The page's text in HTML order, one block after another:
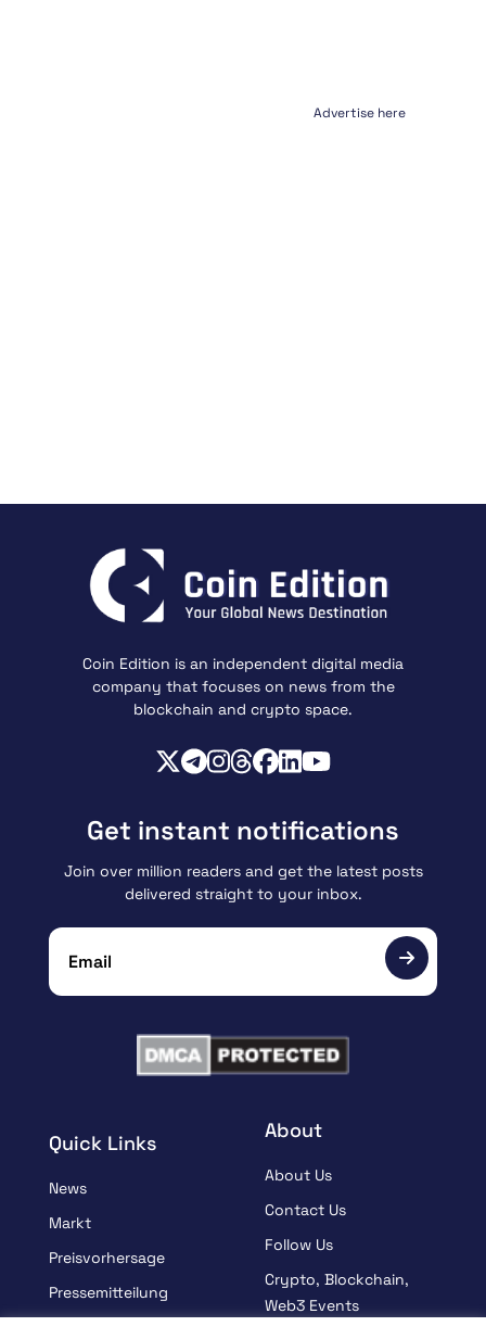
Advertise here
Coin Edition is an independent digital media
company that focuses on news from the
blockchain and crypto space.
Quick Links
News
Markt
Preisvorhersage
Pressemitteilung
About
About Us
Contact Us
Follow Us
Crypto, Blockchain,
Web3 Events
Get instant notifications
Join over million readers and get the latest posts
delivered straight to your inbox.